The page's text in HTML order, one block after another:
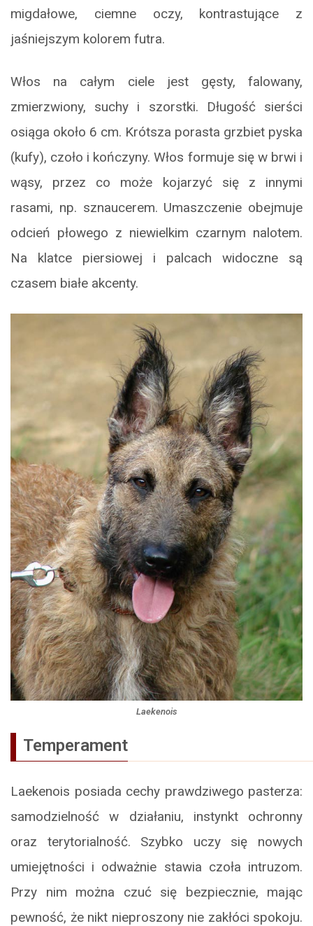
migdałowe, ciemne oczy, kontrastujące z
jaśniejszym kolorem futra.
Włos na całym ciele jest gęsty, falowany,
zmierzwiony, suchy i szorstki. Długość sierści
osiąga około 6 cm. Krótsza porasta grzbiet pyska
(kufy), czoło i kończyny. Włos formuje się w brwi i
wąsy, przez co może kojarzyć się z innymi
rasami, np. sznaucerem. Umaszczenie obejmuje
odcień płowego z niewielkim czarnym nalotem.
Na klatce piersiowej i palcach widoczne są
czasem białe akcenty.
Laekenois
Temperament
Laekenois posiada cechy prawdziwego pasterza:
samodzielność w działaniu, instynkt ochronny
oraz terytorialność. Szybko uczy się nowych
umiejętności i odważnie stawia czoła intruzom.
Przy nim można czuć się bezpiecznie, mając
pewność, że nikt nieproszony nie zakłóci spokoju.